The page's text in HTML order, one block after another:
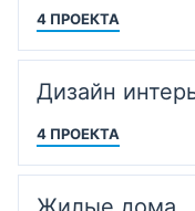
4 ПРОЕКТА
Дизайн
4 ПРОЕКТА